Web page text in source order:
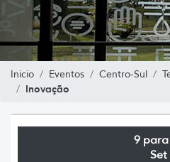
Inicio Eventos Centro-Sul
Inovação
9 para
Set